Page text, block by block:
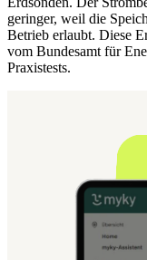
geringer, weil die
Betrieb erlaubt. Diese
vom Bundesamt für
Praxistests.